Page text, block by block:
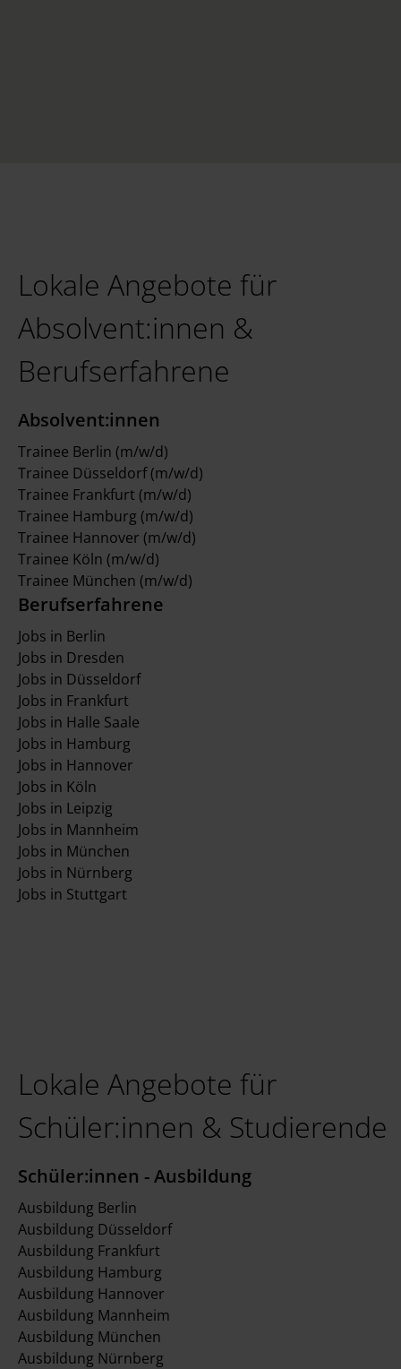
Lokale Angebote für
Absolvent:innen &
Berufserfahrene
Absolvent:innen
Trainee Berlin (m/w/d)
Trainee Düsseldorf (m/w/d)
Trainee Frankfurt (m/w/d)
Trainee Hamburg (m/w/d)
Trainee Hannover (m/w/d)
Trainee Köln (m/w/d)
Trainee München (m/w/d)
Berufserfahrene
Jobs in Berlin
Jobs in Dresden
Jobs in Düsseldorf
Jobs in Frankfurt
Jobs in Halle Saale
Jobs in Hamburg
Jobs in Hannover
Jobs in Köln
Jobs in Leipzig
Jobs in Mannheim
Jobs in München
Jobs in Nürnberg
Jobs in Stuttgart
Lokale Angebote für
Schüler:innen & Studierende
Schüler:innen - Ausbildung
Ausbildung Berlin
Ausbildung Düsseldorf
Ausbildung Frankfurt
Ausbildung Hamburg
Ausbildung Hannover
Ausbildung Mannheim
Ausbildung München
Ausbildung Nürnberg